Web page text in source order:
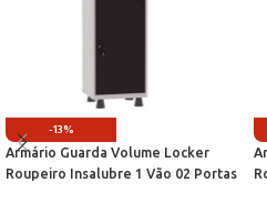
-13%
Armário Guarda Volume Locker
Roupeiro Insalubre 1 Vão 02 Portas